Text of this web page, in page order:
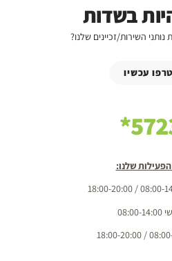
בשדות
השירות/זכיינים שלנו?
עכשיו
שלנו:
14:00